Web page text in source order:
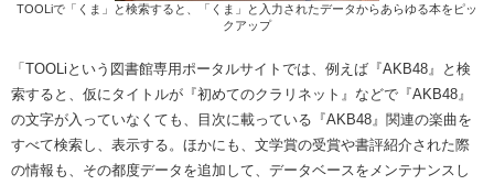
TOOLiで「くま」と検索すると、「くま」と入力されたデータからあらゆる本をピッ
クアップ
「TOOLiという図書館専用ポータルサイトでは、例えば『AKB48』と検
索すると、仮にタイトルが『初めてのクラリネット』などで『AKB48』
の文字が入っていなくても、目次に載っている『AKB48』関連の楽曲を
すべて検索し、表示する。ほかにも、文学賞の受賞や書評紹介された際
の情報も、その都度データを追加して、データベースをメンテナンスし